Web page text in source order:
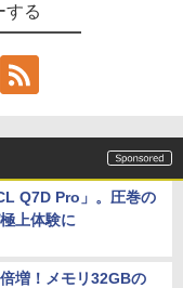
する
Q7D Pro」。圧巻の
上体験に
増！メモリ32GBの